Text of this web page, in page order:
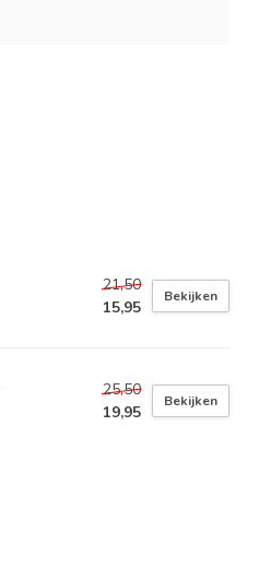
21,50
15,95
Bekijken
25,50
19,95
Bekijken